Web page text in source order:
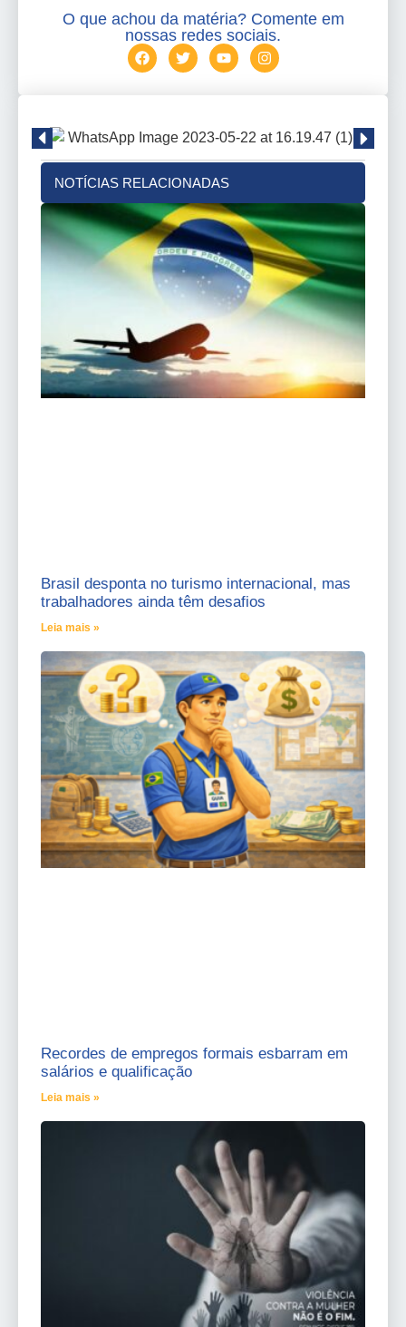
O que achou da matéria? Comente em
nossas redes sociais.
NOTÍCIAS RELACIONADAS
Brasil desponta no turismo internacional, mas
trabalhadores ainda têm desafios
Leia mais »
Recordes de empregos formais esbarram em
salários e qualificação
Leia mais »